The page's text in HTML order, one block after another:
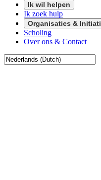
Ik wil helpen
Ik zoek hulp
Organisaties &
Scholing
Over ons & Contact